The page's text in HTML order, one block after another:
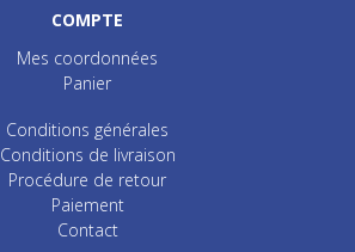
COMPTE
Mes coordonnées
Panier
Conditions générales
Conditions de livraison
Procédure de retour
Paiement
Contact